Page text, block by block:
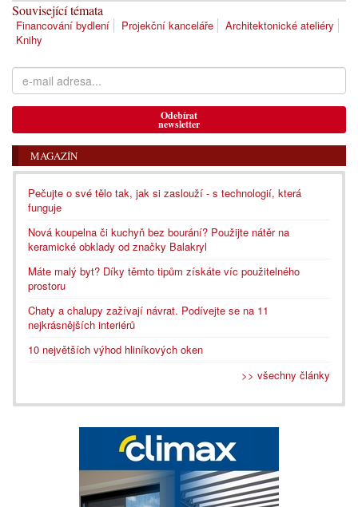
Související témata
Financování bydlení Projekční kanceláře
Architektonické ateliéry
Knihy
Odebírat
newsletter
MAGAZÍN
Pečujte o své tělo tak, jak si zaslouží - s technologií, která
funguje
Nová koupelna či kuchyň bez bourání? Použijte nátěr na
keramické obklady od značky Balakryl
Máte malý byt? Díky těmto tipům získáte víc použitelného
prostoru
Chaty a chalupy zažívají návrat. Podívejte se na 11
nejkrásnějších interiérů
10 největších výhod hliníkových oken
>> všechny články